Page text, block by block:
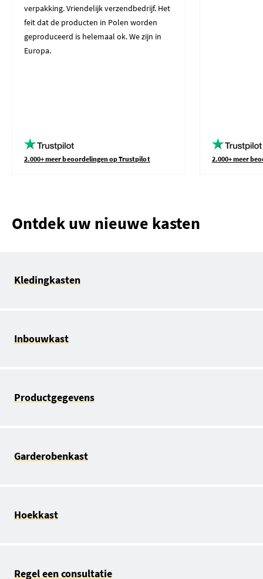
verpakking. Vriendelijk verzendbedrijf. Het
feit dat de producten in Polen worden
geproduceerd is helemaal ok. We zijn in
Europa.
2.000+ meer beoordelingen op Trustpilot 2.000+ meer
Ontdek uw nieuwe kasten
Kledingkasten
Inbouwkast
Productgegevens
Garderobenkast
Hoekkast
Regel een consultatie